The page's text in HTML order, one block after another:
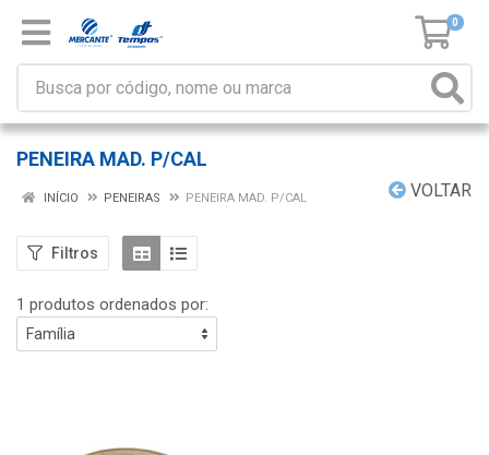
0
PENEIRA MAD. P/CAL
VOLTAR
INÍCIO PENEIRAS PENEIRA MAD. P/CAL
Filtros
1 produtos ordenados por: